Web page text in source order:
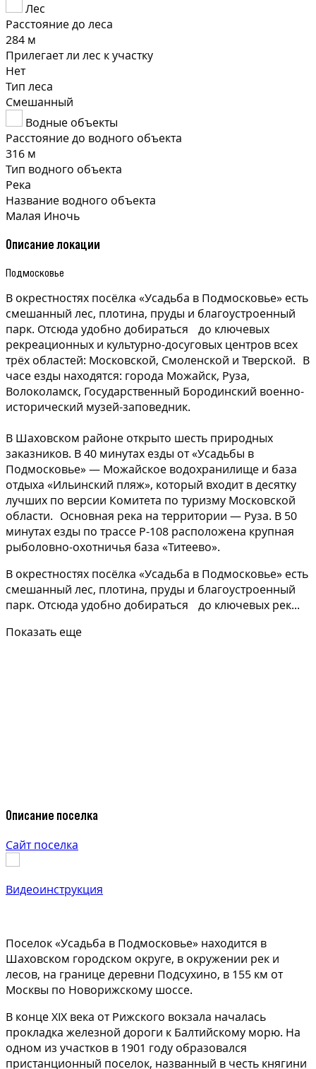
Лес
Расстояние до леса
284 м
Прилегает ли лес к участку
Нет
Тип леса
Смешанный
Водные объекты
Расстояние до водного объекта
316 м
Тип водного объекта
Река
Название водного объекта
Малая Иночь
Описание локации
Подмосковье
В окрестностях посёлка «Усадьба в Подмосковье» есть
смешанный лес, плотина, пруды и благоустроенный
парк. Отсюда удобно добираться до ключевых
рекреационных и культурно-досуговых центров всех
трёх областей: Московской, Смоленской и Тверской. В
часе езды находятся: города Можайск, Руза,
Волоколамск, Государственный Бородинский военно-
исторический музей-заповедник.
В Шаховском районе открыто шесть природных
заказников. В 40 минутах езды от «Усадьбы в
Подмосковье» — Можайское водохранилище и база
отдыха «Ильинский пляж», который входит в десятку
лучших по версии Комитета по туризму Московской
области. Основная река на территории — Руза. В 50
минутах езды по трассе Р-108 расположена крупная
рыболовно-охотничья база «Титеево».
В окрестностях посёлка «Усадьба в Подмосковье» есть
смешанный лес, плотина, пруды и благоустроенный
парк. Отсюда удобно добираться до ключевых рек...
Показать еще
Описание поселка
Сайт поселка
Видеоинструкция
Поселок «Усадьба в Подмосковье» находится в
Шаховском городском округе, в окружении рек и
лесов, на границе деревни Подсухино, в 155 км от
Москвы по Новорижскому шоссе.
В конце XIX века от Рижского вокзала началась
прокладка железной дороги к Балтийскому морю. На
одном из участков в 1901 году образовался
пристанционный поселок, названный в честь княгини